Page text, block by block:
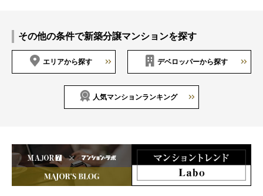
その他の条件で新築分譲マンションを探す
エリアから探す デベロッパーから探す
人気マンションランキング